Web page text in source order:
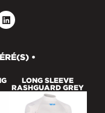
•
LONG SLEEVE
RASHGUARD GREY